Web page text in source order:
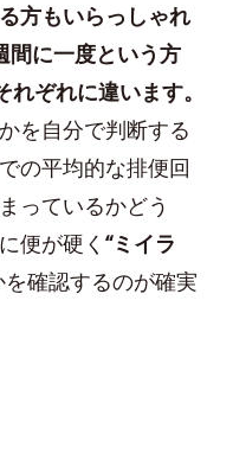
方もいらっしゃれ
間に一度という方
れぞれに違います。
を自分で判断する
の平均的な排便回
っているかどう
便が硬く “ミイラ
確認するのが確実